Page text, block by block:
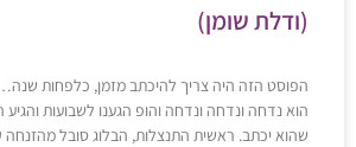
(ודלת שומן)
הפוסט הזה היה צריך להיכתב מזמן, כלפחות
הוא נדחה ונדחה ונדחה והופ הגענו לשבועות והגיע
שהוא יכתב. ראשית התנצלות, הבלוג סובל